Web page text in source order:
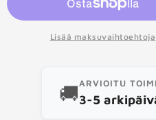
Lisää maksuvaihtoehtoja
🚚ARVIOITU
3-5